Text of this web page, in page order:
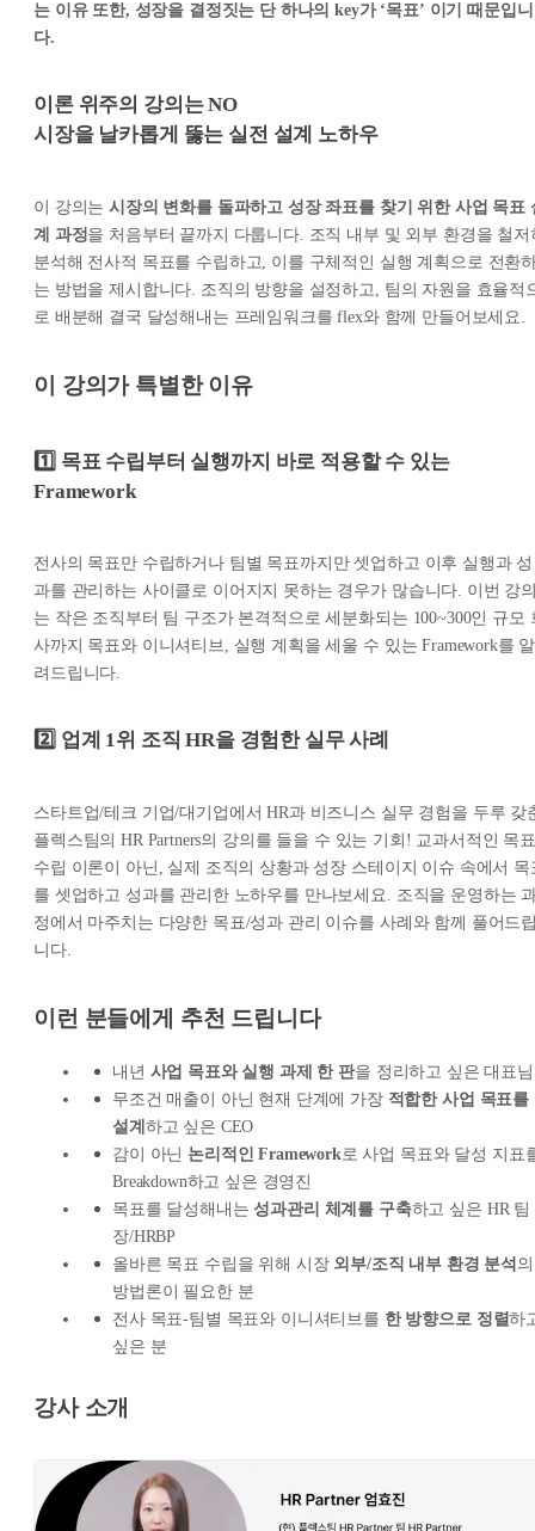
는 이유 또한, 성장을 결정짓는 단 하나의 key가 ‘목표’ 이기 때문입니
다.
이론 위주의 강의는 NO
시장을 날카롭게 뚫는 실전 설계 노하우
이 강의는시장의 변화를 돌파하고 성장 좌표를 찾기 위한 사업 목표
계 과정을 처음부터 끝까지 다룹니다. 조직 내부 및 외부 환경을 철저
분석해 전사적 목표를 수립하고, 이를 구체적인 실행 계획으로 전환
는 방법을 제시합니다. 조직의 방향을 설정하고, 팀의 자원을 효율적
로 배분해 결국 달성해내는 프레임워크를 flex와 함께 만들어보세요.
이 강의가 특별한 이유
1️⃣ 목표 수립부터 실행까지 바로 적용할 수 있는
Framework
전사의 목표만 수립하거나 팀별 목표까지만 셋업하고 이후 실행과 성
과를 관리하는 사이클로 이어지지 못하는 경우가 많습니다. 이번 강
는 작은 조직부터 팀 구조가 본격적으로 세분화되는 100~300인 규모
사까지 목표와 이니셔티브, 실행 계획을 세울 수 있는 Framework를 알
려드립니다.
2️⃣ 업계 1위 조직 HR을 경험한 실무 사례
스타트업/테크 기업/대기업에서 HR과 비즈니스 실무 경험을 두루 갖
플렉스팀의 HR Partners의 강의를 들을 수 있는 기회! 교과서적인 목
수립 이론이 아닌, 실제 조직의 상황과 성장 스테이지 이슈 속에서 목
를 셋업하고 성과를 관리한 노하우를 만나보세요. 조직을 운영하는
정에서 마주치는 다양한 목표/성과 관리 이슈를 사례와 함께 풀어드
니다.
이런 분들에게 추천 드립니다
내년 사업 목표와 실행 과제 한 판을 정리하고 싶은 대표님
무조건 매출이 아닌 현재 단계에 가장 적합한 사업 목표를
설계 하고 싶은 CEO
감이 아닌 논리적인 Framework 로 사업 목표와 달성 지표
Breakdown하고 싶은 경영진
목표를 달성해내는성과관리 체계를 구축하고 싶은 HR 팀
장/HRBP
올바른 목표 수립을 위해 시장 외부/조직 내부 환경 분석 의
방법론이 필요한 분
전사 목표-팀별 목표와 이니셔티브를 한 방향으로 정렬하
싶은 분
강사 소개